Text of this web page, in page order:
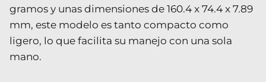
gramos y unas dimensiones de 160.4 x 74.4 x 7.89
mm, este modelo es tanto compacto como
ligero, lo que facilita su manejo con una sola
mano.